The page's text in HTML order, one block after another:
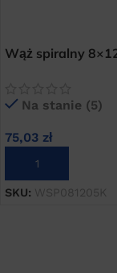
Wąż spiralny
Na stanie (5)
75,03 zł
DODAJ DO KOSZYKA
SKU: WSP081205K